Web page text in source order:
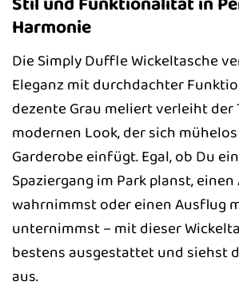
Harmonie
Die Simply Duffle Wickeltasche
Eleganz mit durchdachter
dezente Grau meliert verleiht der
modernen Look, der sich
Garderobe einfügt. Egal, ob Du
Spaziergang im Park planst,
wahrnimmst oder einen Ausflug
unternimmst – mit dieser
bestens ausgestattet und siehst
aus.